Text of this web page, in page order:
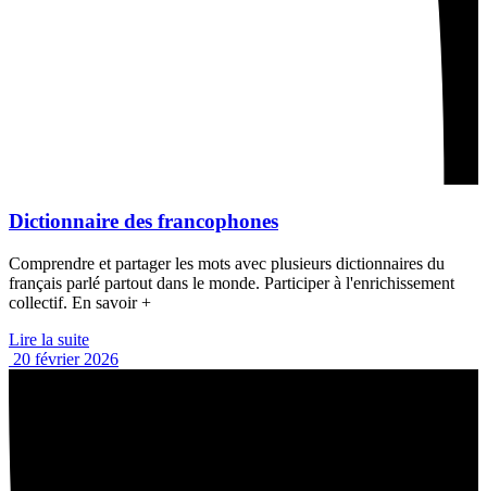
Dictionnaire des francophones
Comprendre et partager les mots avec plusieurs dictionnaires du
français parlé partout dans le monde. Participer à l'enrichissement
collectif. En savoir +
Lire la suite
20 février 2026